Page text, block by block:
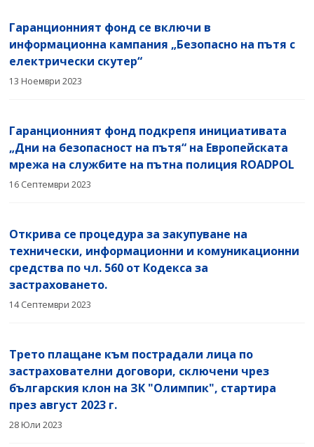
Обезпечителен фонд
Гаранционният фонд се включи в
информационна кампания „Безопасно на пътя с
електрически скутер“
13 Ноември 2023
Гаранционният фонд подкрепя инициативата
„Дни на безопасност на пътя“ на Европейската
мрежа на службите на пътна полиция ROADPOL
16 Септември 2023
Открива се процедура за закупуване на
технически, информационни и комуникационни
средства по чл. 560 от Кодекса за
застраховането.
14 Септември 2023
Трето плащане към пострадали лица по
застрахователни договори, сключени чрез
българския клон на ЗК "Олимпик", стартира
през август 2023 г.
28 Юли 2023